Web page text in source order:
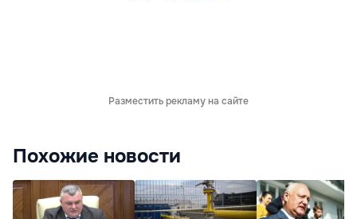
Разместить рекламу на сайте
Похожие новости